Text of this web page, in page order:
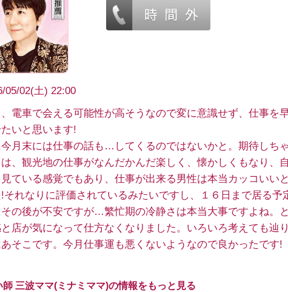
05/02(土) 22:00
電車で会える可能性が高そうなので変に意識せず、仕事を
たいと思います!
今月末には仕事の話も…してくるのではないかと。期待しち
、観光地の仕事がなんだかんだ楽しく、懐かしくもなり、
ている感覚でもあり、仕事が出来る男性は本当カッコいい
!それなりに評価されているみたいですし、１６日まで居る予
その後が不安ですが…繁忙期の冷静さは本当大事ですよね。
店が気になって仕方なくなりました。いろいろ考えても辿
そこです。今月仕事運も悪くないようなので良かったです!
師 三波ママ(ミナミママ)の情報をもっと見る